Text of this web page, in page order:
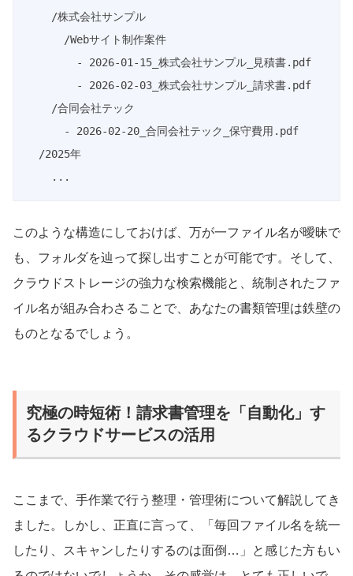
このような構造にしておけば、万が一ファイル名が曖昧で
も、フォルダを辿って探し出すことが可能です。そして、
クラウドストレージの強力な検索機能と、統制されたファ
イル名が組み合わさることで、あなたの書類管理は鉄壁の
ものとなるでしょう。
究極の時短術！請求書管理を「自動化」す
るクラウドサービスの活用
ここまで、手作業で行う整理・管理術について解説してき
ました。しかし、正直に言って、「毎回ファイル名を統一
したり、スキャンしたりするのは面倒…」と感じた方もい